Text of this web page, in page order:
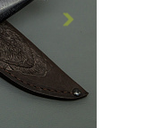
33
62 - 64 HRC